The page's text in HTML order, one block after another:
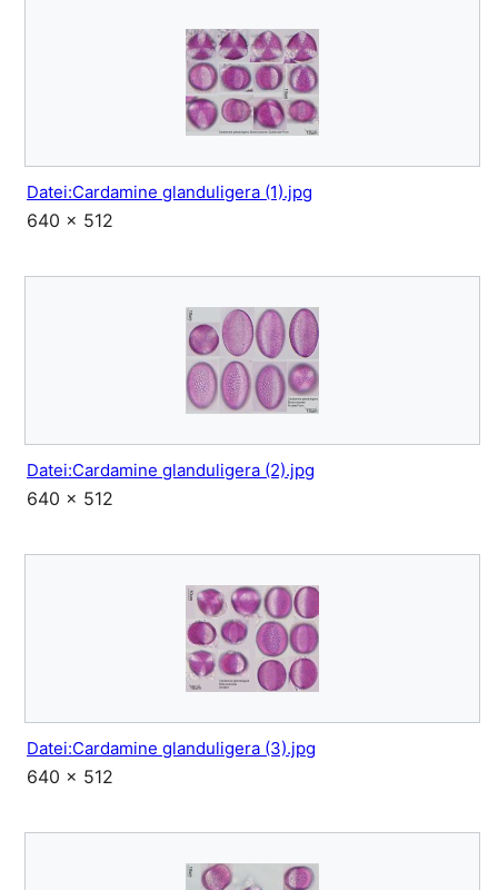
Datei:Cardamine glanduligera (1).jpg
640 × 512
Datei:Cardamine glanduligera (2).jpg
640 × 512
Datei:Cardamine glanduligera (3).jpg
640 × 512